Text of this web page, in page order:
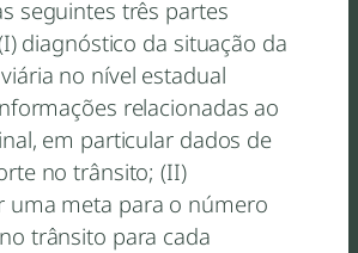
seguintes três partes
diagnóstico da situação da
no nível estadual
relacionadas ao
em particular dados de
no trânsito; (II)
uma meta para o número
trânsito para cada